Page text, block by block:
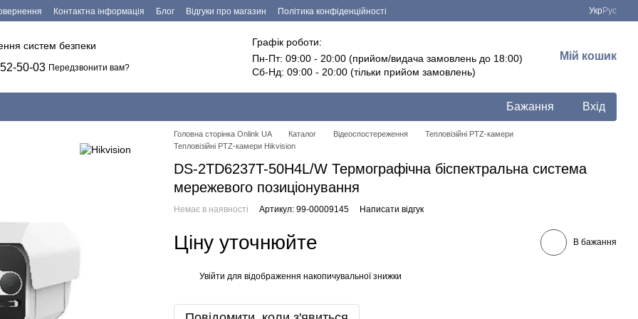
Контактна інформація Блог Відгуки про магазин
Політика конфіденційності
Укр Рус
систем безпеки
50-03 Передзвонити вам?
Графік роботи:
Пн-Пт: 09:00 - 20:00 (прийом/видача замовлень до 18:00)
Сб-Нд: 09:00 - 20:00 (тільки прийом замовлень)
Мій кошик
Бажання Вхід
Головна сторінка Onlink UA Каталог Відеоспостереження
Тепловізійні PTZ-камери
Тепловізійні PTZ-камери Hikvision
DS-2TD6237T-50H4L/W Термографічна біспектральна система
мережевого позиціонування
Немає в наявності Артикул: 99-00009145 Написати відгук
Ціну уточнюйте В бажання
Увійти для відображення накопичувальної знижки